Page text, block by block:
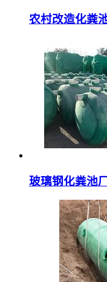
农村改造化粪
玻璃钢化粪池